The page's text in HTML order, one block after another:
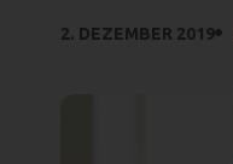
2. DEZEMBER 2019